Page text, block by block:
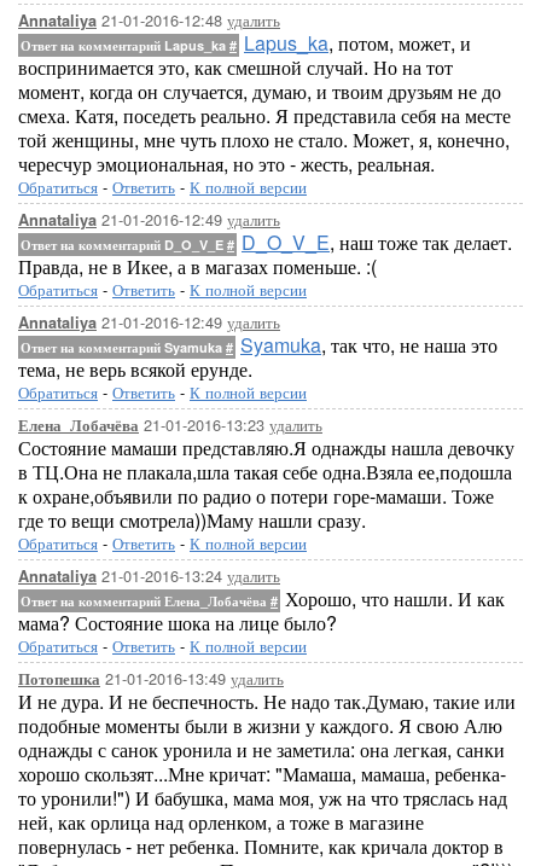
Annataliya 21-01-2016-12:48 удалить
Ответ на комментарий Lapus_ka # Lapus_ka, потом, может, и
воспринимается это, как смешной случай. Но на тот
момент, когда он случается, думаю, и твоим друзьям не до
смеха. Катя, поседеть реально. Я представила себя на месте
той женщины, мне чуть плохо не стало. Может, я, конечно,
чересчур эмоциональная, но это - жесть, реальная.
Обратиться - Ответить - К полной версии
Annataliya 21-01-2016-12:49 удалить
Ответ на комментарий D_O_V_E # D_O_V_E, наш тоже так делает.
Правда, не в Икее, а в магазах поменьше. :(
Обратиться - Ответить - К полной версии
Annataliya 21-01-2016-12:49 удалить
Ответ на комментарий Syamuka # Syamuka, так что, не наша это
тема, не верь всякой ерунде.
Обратиться - Ответить - К полной версии
Елена_Лобачёва 21-01-2016-13:23 удалить
Состояние мамаши представляю.Я однажды нашла девочку
в ТЦ.Она не плакала,шла такая себе одна.Взяла ее,подошла
к охране,объявили по радио о потери горе-мамаши. Тоже
где то вещи смотрела))Маму нашли сразу.
Обратиться - Ответить - К полной версии
Annataliya 21-01-2016-13:24 удалить
Ответ на комментарий Елена_Лобачёва # Хорошо, что нашли. И как
мама? Состояние шока на лице было?
Обратиться - Ответить - К полной версии
Потопешка 21-01-2016-13:49 удалить
И не дура. И не беспечность. Не надо так.Думаю, такие или
подобные моменты были в жизни у каждого. Я свою Алю
однажды с санок уронила и не заметила: она легкая, санки
хорошо скользят...Мне кричат: "Мамаша, мамаша, ребенка-
то уронили!") И бабушка, мама моя, уж на что тряслась над
ней, как орлица над орленком, а тоже в магазине
повернулась - нет ребенка. Помните, как кричала доктор в